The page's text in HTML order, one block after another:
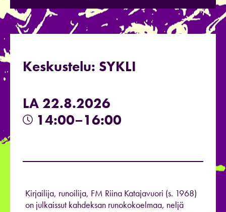
Keskustelu: SYKLI
LA 22.8.2026
14:00–16:00
Kirjailija, runoilija, FM Riina Katajavuori (s. 1968)
on julkaissut kahdeksan runokokoelmaa, neljä